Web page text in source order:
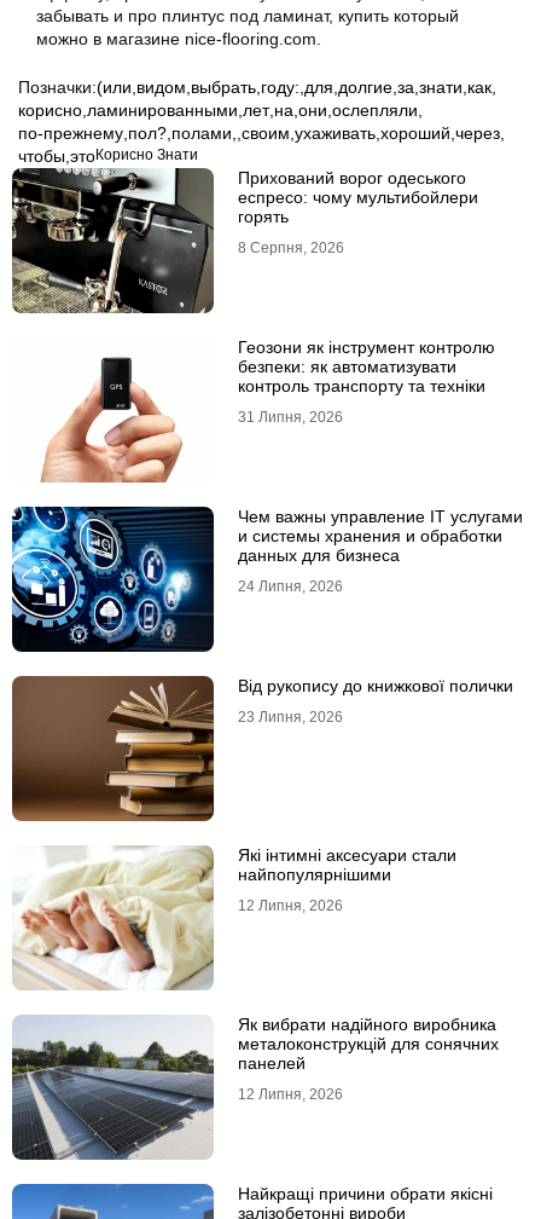
забывать и про плинтус под ламинат, купить который
можно в магазине nice-flooring.com.
Позначки:(или видом выбрать году: для долгие за знати как
корисно ламинированными лет, на они ослепляли
по-прежнему пол? полами, своим ухаживать хороший через
чтобы этоКорисно Знати
Прихований ворог одеського
еспресо: чому мультибойлери
горять
8 Серпня, 2026
Геозони як інструмент контролю
безпеки: як автоматизувати
контроль транспорту та техніки
31 Липня, 2026
Чем важны управление IT услугами
и системы хранения и обработки
данных для бизнеса
24 Липня, 2026
Від рукопису до книжкової полички
23 Липня, 2026
Які інтимні аксесуари стали
найпопулярнішими
12 Липня, 2026
Як вибрати надійного виробника
металоконструкцій для сонячних
панелей
12 Липня, 2026
Найкращі причини обрати якісні
залізобетонні вироби